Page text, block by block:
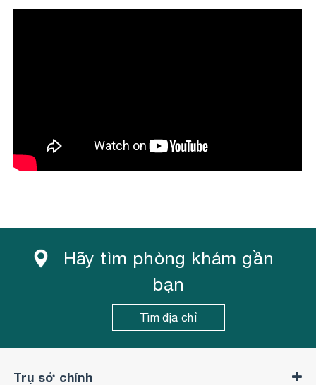
Xem thêm
Hãy tìm phòng khám gần
bạn
Tìm địa chỉ
Trụ sở chính